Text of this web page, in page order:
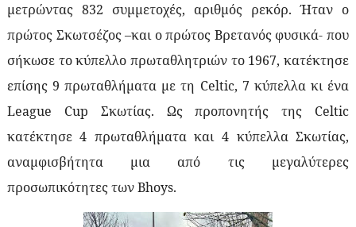
μετρώντας 832 συμμετοχές, αριθμός ρεκόρ. Ήταν ο
πρώτος Σκωτσέζος –και ο πρώτος Βρετανός φυσικά- που
σήκωσε το κύπελλο πρωταθλητριών το 1967, κατέκτησε
επίσης 9 πρωταθλήματα με τη Celtic, 7 κύπελλα κι ένα
League
Cup Σκωτίας. Ως προπονητής της Celtic
κατέκτησε 4 πρωταθλήματα και 4 κύπελλα Σκωτίας,
αναμφισβήτητα μια από τις μεγαλύτερες
προσωπικότητες τωνBhoys.